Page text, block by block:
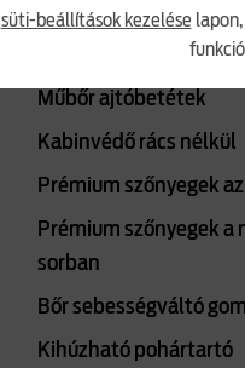
tükörrel
Napszemüveg tartó
Műbőr ajtóbetétek
Kabinvédő rács nélkül
Prémium szőnyegek
Prémium szőnyegek a
sorban
Bőr sebességváltó
Kihúzható pohártartó
süti-beállítások kezelése